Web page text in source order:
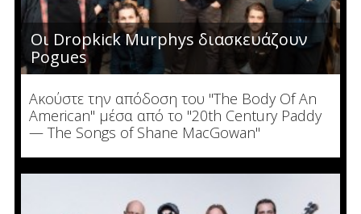
Οι Dropkick Murphys διασκευάζουν
Pogues
Ακούστε την απόδοση του "The Body Of An
American" μέσα από το "20th Century Paddy
— The Songs of Shane MacGowan"